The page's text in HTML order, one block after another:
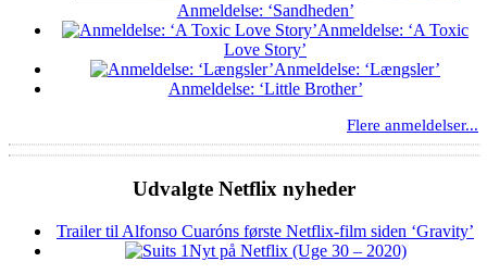
Anmeldelse: ‘Sandheden’
Anmeldelse: ‘A Toxic
Love Story’
Anmeldelse: ‘Længsler’
Anmeldelse: ‘Little Brother’
Flere anmeldelser...
Udvalgte Netflix nyheder
Trailer til Alfonso Cuaróns første Netflix-film siden ‘Gravity’
Nyt på Netflix (Uge 30 – 2020)